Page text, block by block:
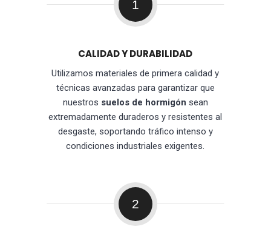
1
CALIDAD Y DURABILIDAD
Utilizamos materiales de primera calidad y
técnicas avanzadas para garantizar que
nuestros suelos de hormigón sean
extremadamente duraderos y resistentes al
desgaste, soportando tráfico intenso y
condiciones industriales exigentes.
2